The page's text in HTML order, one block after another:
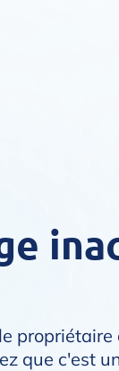
propriétaire
que c'est